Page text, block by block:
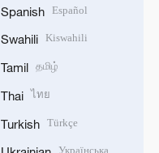
Spanish Español
Swahili Kiswahili
Tamil தமிழ்
Thai ไทย
Turkish Türkçe